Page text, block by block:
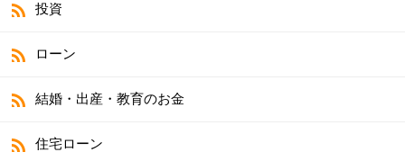
投資
ローン
結婚・出産・教育のお金
住宅ローン